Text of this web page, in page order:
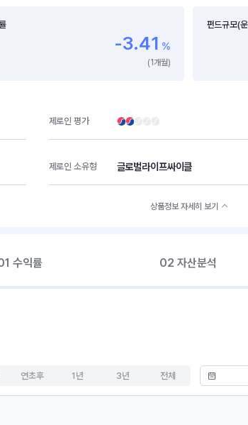
-3.41 %
(1개월)
펀드규모(
제로인 평가
제로인 소유형 글로벌라이프싸이클
상품정보 자세히 보기
수익률 02 자산분석
연초후 1년 3년 전체